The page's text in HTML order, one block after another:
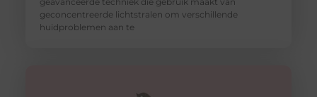
geconcentreerde lichtstralen om verschillende
huidproblemen aan te